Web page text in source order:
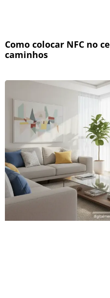
Como colocar NFC no
caminhos